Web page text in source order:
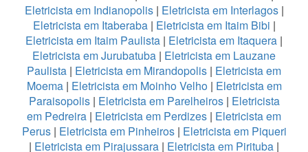
Eletricista em Indianopolis| Eletricista em Interlagos|
Eletricista em Itaberaba| Eletricista em Itaim Bibi |
Eletricista em Itaim Paulista | Eletricista em Itaquera |
Eletricista em Jurubatuba | Eletricista em Lauzane
Paulista | Eletricista em Mirandopolis | Eletricista em
Moema| Eletricista em Moinho Velho | Eletricista em
Paraisopolis| Eletricista em Parelheiros| Eletricista
em Pedreira | Eletricista em Perdizes | Eletricista em
Perus| Eletricista em Pinheiros| Eletricista em Piqueri
| Eletricista em Pirajussara | Eletricista em Pirituba |